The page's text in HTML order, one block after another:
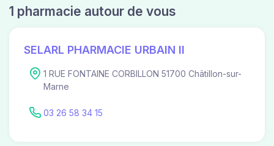
1 pharmacie autour de vous
SELARL PHARMACIE URBAIN II
1 RUE FONTAINE CORBILLON 51700 Châtillon-sur-
Marne
03 26 58 34 15